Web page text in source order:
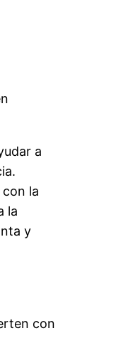
a
la
la
y
con